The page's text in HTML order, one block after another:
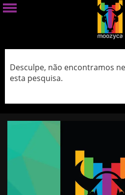
Desculpe, não encontramos
esta pesquisa.